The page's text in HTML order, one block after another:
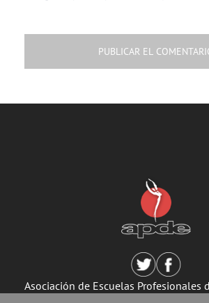
Asociación de Escuelas Profesionales